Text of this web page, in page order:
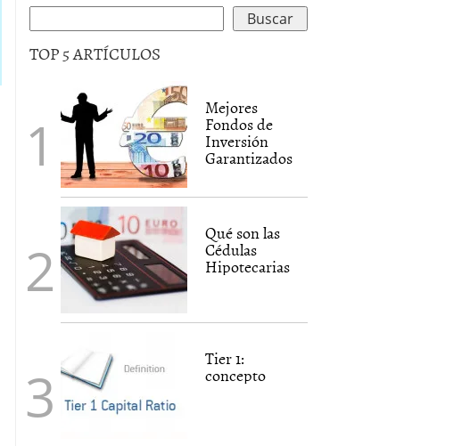
TOP 5 ARTÍCULOS
Mejores
Fondos de
Inversión
Garantizados
Qué son las
Cédulas
Hipotecarias
Tier 1:
concepto